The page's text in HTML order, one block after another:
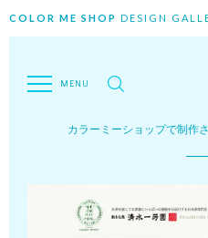
COLOR ME SHOP DESIGN
カラーミーショップで制作